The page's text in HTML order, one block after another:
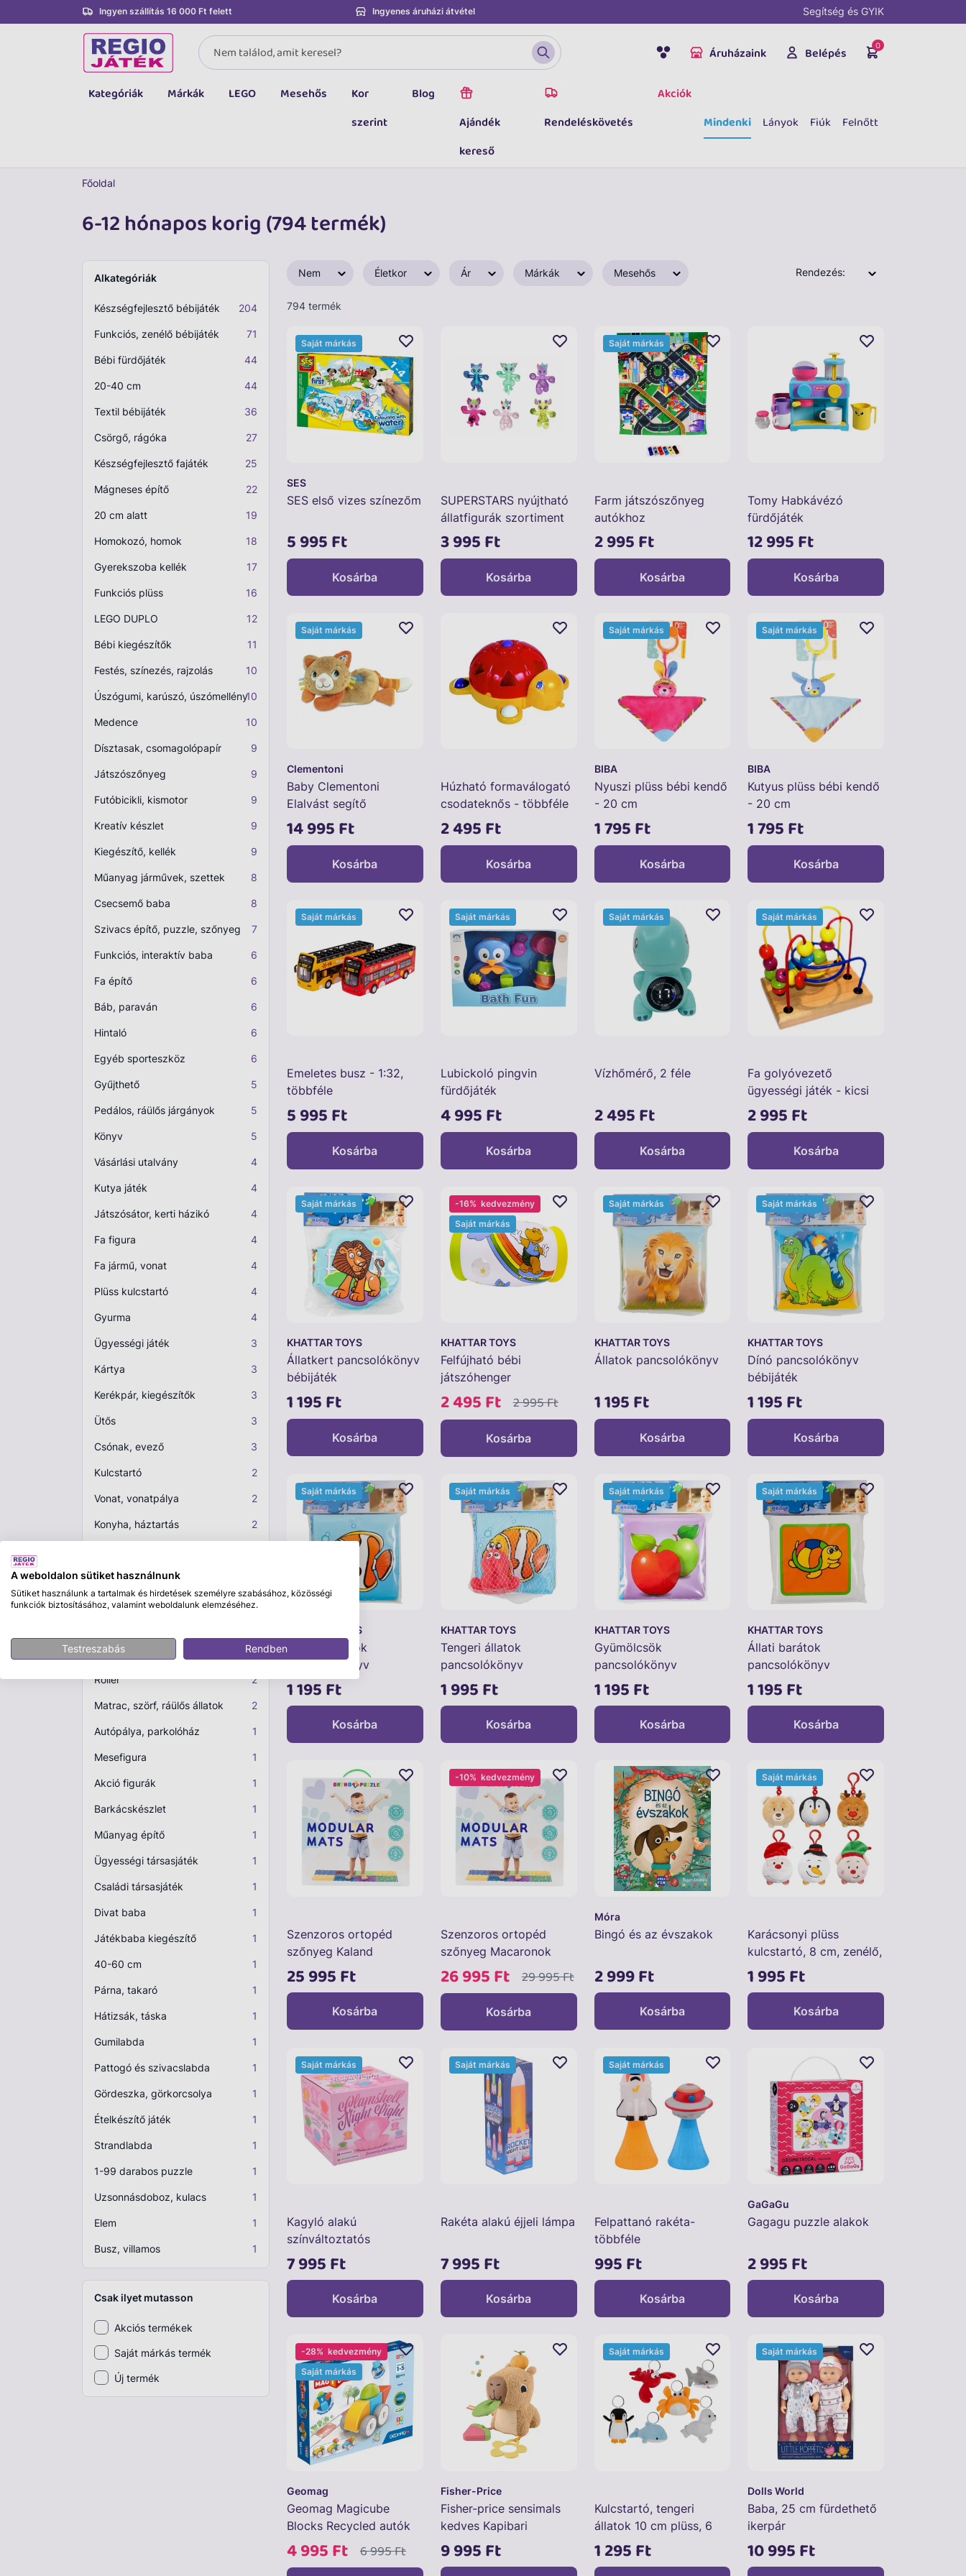
Ingyen szállítás 16 000 Ft felett Ingyenes áruházi átvétel Segítség és GYIK
Áruházaink Belépés 0
Kategóriák
Autó, jármű
Diavetítő, diafilm
Strandjáték, medence
Puzzle, kirakó
Elektronikus játék
Márkák LEGO Mesehős
Kor
szerint
Blog
Ajándék
kereső
Rendeléskövetés
Akciók
Mindenki
Lányok Fiúk Felnőtt
Főoldal
6-12 hónapos korig (794 termék)
Alkategóriák
Készségfejlesztő bébijáték 204
Funkciós, zenélő bébijáték 71
Bébi fürdőjáték 44
20-40 cm 44
Textil bébijáték 36
Csörgő, rágóka 27
Készségfejlesztő fajáték 25
Mágneses építő 22
20 cm alatt 19
Homokozó, homok 18
Gyerekszoba kellék 17
Funkciós plüss 16
LEGO DUPLO 12
Bébi kiegészítők 11
Festés, színezés, rajzolás 10
Úszógumi, karúszó, úszómellény10
Medence 10
Dísztasak, csomagolópapír 9
Játszószőnyeg 9
Futóbicikli, kismotor 9
Kreatív készlet 9
Kiegészítő, kellék 9
Műanyag járművek, szettek 8
Csecsemő baba 8
Szivacs építő, puzzle, szőnyeg 7
Funkciós, interaktív baba 6
Fa építő 6
Báb, paraván 6
Hintaló 6
Egyéb sporteszköz 6
Gyűjthető 5
Pedálos, ráülős járgányok 5
Könyv 5
Vásárlási utalvány 4
Kutya játék 4
Játszósátor, kerti házikó 4
Fa figura 4
Fa jármű, vonat 4
Plüss kulcstartó 4
Gyurma 4
Ügyességi játék 3
Kártya 3
Kerékpár, kiegészítők 3
Ütős 3
Csónak, evező 3
Kulcstartó 2
Vonat, vonatpálya 2
Konyha, háztartás 2
Csúszda
Hinta 2
Focilabda 2
Roller 2
Matrac, szörf, ráülős állatok 2
Autópálya, parkolóház 1
Mesefigura 1
Akció figurák 1
Barkácskészlet 1
Műanyag építő 1
Ügyességi társasjáték 1
Családi társasjáték 1
Divat baba 1
Játékbaba kiegészítő 1
40-60 cm 1
Párna, takaró 1
Hátizsák, táska 1
Gumilabda 1
Pattogó és szivacslabda 1
Gördeszka, görkorcsolya 1
Ételkészítő játék 1
Strandlabda 1
1-99 darabos puzzle 1
Uzsonnásdoboz, kulacs 1
Elem 1
Busz, villamos 1
Csak ilyet mutasson
Akciós termékek
Saját márkás termék
Új termék
Nem Életkor Ár Márkák Mesehős Rendezés:
794 termék
SES
SES első vizes színezőm
5 995 Ft
Saját márkás
Kosárba
SUPERSTARS nyújtható
állatfigurák szortiment
47941
3 995 Ft
Kosárba
Farm játszószőnyeg
autókhoz
2 995 Ft
Saját márkás
Kosárba
Tomy Habkávézó
fürdőjáték
12 995 Ft
Kosárba
Clementoni
Baby Clementoni
Elalvást segítő
doromboló plüss cica
14 995 Ft
Saját márkás
Kosárba
Húzható formaválogató
csodateknős - többféle
2 495 Ft
Kosárba
BIBA
Nyuszi plüss bébi kendő
- 20 cm
1 795 Ft
Saját márkás
Kosárba
BIBA
Kutyus plüss bébi kendő
- 20 cm
1 795 Ft
Saját márkás
Kosárba
Emeletes busz - 1:32,
többféle
5 995 Ft
Saját márkás
Kosárba
Lubickoló pingvin
fürdőjáték
4 995 Ft
Saját márkás
Kosárba
Vízhőmérő, 2 féle
2 495 Ft
Saját márkás
Kosárba
Fa golyóvezető
ügyességi játék - kicsi
2 995 Ft
Saját márkás
Kosárba
KHATTAR TOYS
Állatkert pancsolókönyv
bébijáték
1 195 Ft
Saját márkás
Kosárba
KHATTAR TOYS
Felfújható bébi
játszóhenger
2 495 Ft 2 995 Ft
-16% kedvezmény
Saját márkás
Kosárba
KHATTAR TOYS
Állatok pancsolókönyv
1 195 Ft
Saját márkás
Kosárba
KHATTAR TOYS
Dínó pancsolókönyv
bébijáték
1 195 Ft
Saját márkás
Kosárba
KHATTAR TOYS
Tengeri állatok
pancsolókönyv
bébijáték
1 195 Ft
Saját márkás
Kosárba
KHATTAR TOYS
Tengeri állatok
pancsolókönyv
bébijáték spriccelővel
1 995 Ft
Saját márkás
Kosárba
KHATTAR TOYS
Gyümölcsök
pancsolókönyv
bébijáték
1 195 Ft
Saját márkás
Kosárba
KHATTAR TOYS
Állati barátok
pancsolókönyv
bébijáték
1 195 Ft
Saját márkás
Kosárba
Szenzoros ortopéd
szőnyeg Kaland
25 995 Ft
Kosárba
Szenzoros ortopéd
szőnyeg Macaronok
26 995 Ft 29 995 Ft
-10% kedvezmény
Kosárba
Móra
Bingó és az évszakok
2 999 Ft
Kosárba
Karácsonyi plüss
kulcstartó, 8 cm, zenélő,
6 féle
1 995 Ft
Saját márkás
Kosárba
Kagyló alakú
színváltoztatós
hangulatfény
7 995 Ft
Saját márkás
Kosárba
Rakéta alakú éjjeli lámpa
7 995 Ft
Saját márkás
Kosárba
Felpattanó rakéta-
többféle
995 Ft
Saját márkás
Kosárba
GaGaGu
Gagagu puzzle alakok
2 995 Ft
Kosárba
Geomag
Geomag Magicube
Blocks Recycled autók
10db
4 995 Ft 6 995 Ft
-28% kedvezmény
Saját márkás
Fisher-Price
Fisher-price sensimals
kedves Kapibari
9 995 Ft
Kulcstartó, tengeri
állatok 10 cm plüss, 6
féle
1 295 Ft
Saját márkás
Dolls World
Baba, 25 cm fürdethető
ikerpár
10 995 Ft
Saját márkás
A weboldalon sütiket használnunk
Sütiket használunk a tartalmak és hirdetések személyre szabásához, közösségi
funkciók biztosításához, valamint weboldalunk elemzéséhez.
Testreszabás Rendben